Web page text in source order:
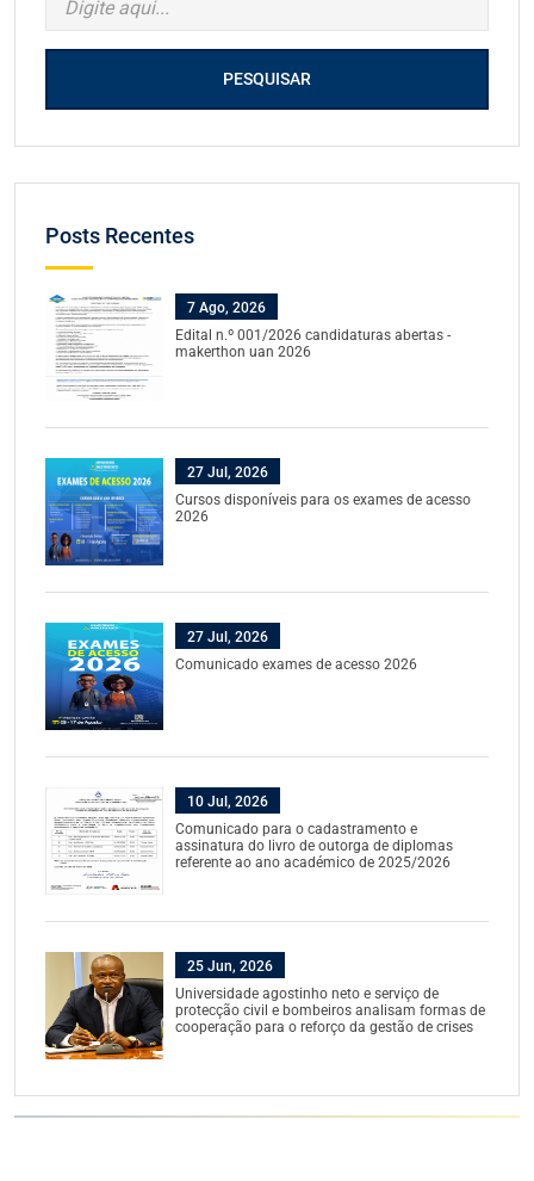
PESQUISAR
Posts Recentes
7 Ago, 2026
Edital n.º 001/2026 candidaturas abertas -
makerthon uan 2026
27 Jul, 2026
Cursos disponíveis para os exames de acesso
2026
27 Jul, 2026
Comunicado exames de acesso 2026
10 Jul, 2026
Comunicado para o cadastramento e
assinatura do livro de outorga de diplomas
referente ao ano académico de 2025/2026
25 Jun, 2026
Universidade agostinho neto e serviço de
protecção civil e bombeiros analisam formas de
cooperação para o reforço da gestão de crises